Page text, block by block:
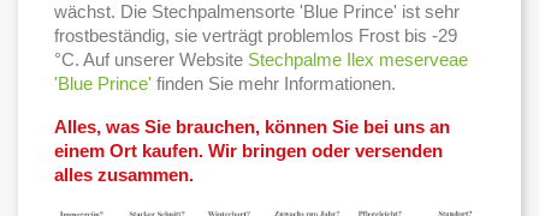
wächst. Die Stechpalmensorte 'Blue Prince' ist sehr
frostbeständig, sie verträgt problemlos Frost bis -29
°C. Auf unserer Website Stechpalme Ilex meserveae
'Blue Prince' finden Sie mehr Informationen.
Alles, was Sie brauchen, können Sie bei uns an
einem Ort kaufen. Wir bringen oder versenden
alles zusammen.